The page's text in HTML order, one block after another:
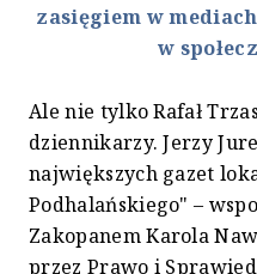
zasięgiem w
w
Ale nie tylko Rafał
dziennikarzy. Jerzy
największych gazet
Podhalańskiego" –
Zakopanem Karola
przez Prawo i